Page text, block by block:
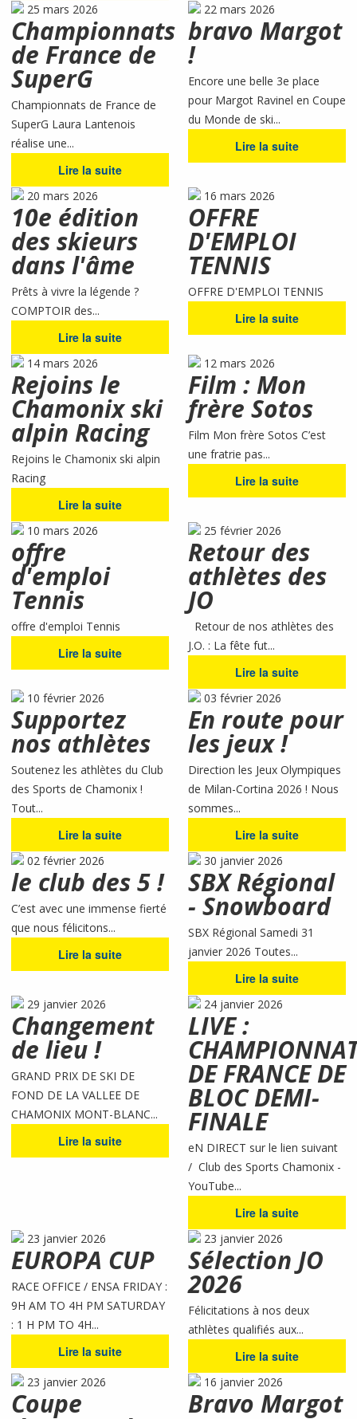
25 mars 2026
Championnats
de France de
SuperG
Championnats de France de
SuperG Laura Lantenois
réalise une...
Lire la suite
22 mars 2026
bravo Margot
!
Encore une belle 3e place
pour Margot Ravinel en Coupe
du Monde de ski...
Lire la suite
20 mars 2026
10e édition
des skieurs
dans l'âme
Prêts à vivre la légende ?
COMPTOIR des...
Lire la suite
16 mars 2026
OFFRE
D'EMPLOI
TENNIS
OFFRE D'EMPLOI TENNIS
Lire la suite
14 mars 2026
Rejoins le
Chamonix ski
alpin Racing
Rejoins le Chamonix ski alpin
Racing
Lire la suite
12 mars 2026
Film : Mon
frère Sotos
Film Mon frère Sotos C’est
une fratrie pas...
Lire la suite
10 mars 2026
offre
d'emploi
Tennis
offre d'emploi Tennis
Lire la suite
25 février 2026
Retour des
athlètes des
JO
Retour de nos athlètes des
J.O. : La fête fut...
Lire la suite
10 février 2026
Supportez
nos athlètes
Soutenez les athlètes du Club
des Sports de Chamonix !
Tout...
Lire la suite
03 février 2026
En route pour
les jeux !
Direction les Jeux Olympiques
de Milan-Cortina 2026 ! Nous
sommes...
Lire la suite
02 février 2026
le club des 5 !
C’est avec une immense fierté
que nous félicitons...
Lire la suite
30 janvier 2026
SBX Régional
- Snowboard
SBX Régional Samedi 31
janvier 2026 Toutes...
Lire la suite
29 janvier 2026
Changement
de lieu !
GRAND PRIX DE SKI DE
FOND DE LA VALLEE DE
CHAMONIX MONT-BLANC...
Lire la suite
24 janvier 2026
LIVE :
DE FRANCE DE
BLOC DEMI-
FINALE
eN DIRECT sur le lien suivant
/ Club des Sports Chamonix -
YouTube...
Lire la suite
23 janvier 2026
EUROPA CUP
RACE OFFICE / ENSA FRIDAY :
9H AM TO 4H PM SATURDAY
: 1 H PM TO 4H...
Lire la suite
23 janvier 2026
Sélection JO
2026
Félicitations à nos deux
athlètes qualifiés aux...
Lire la suite
23 janvier 2026
Coupe
16 janvier 2026
Bravo Margot